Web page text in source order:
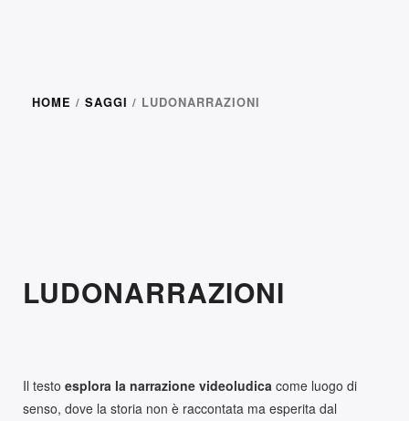
HOME / SAGGI / LUDONARRAZIONI
LUDONARRAZIONI
Il testo esplora la narrazione videoludica come luogo di
senso, dove la storia non è raccontata ma esperita dal